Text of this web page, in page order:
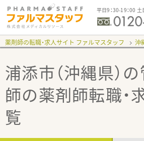
平日9：30-19：00 土
薬剤師の転職・求人サイト ファルマスタッフ 沖
浦添市（沖縄県）
師の薬剤師転職・
覧